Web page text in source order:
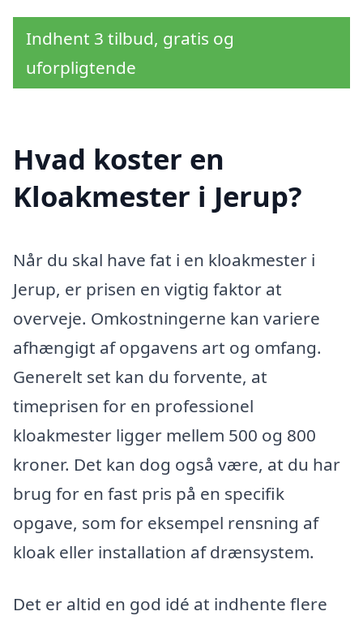
Indhent 3 tilbud, gratis og
uforpligtende
Hvad koster en
Kloakmester i Jerup?
Når du skal have fat i en kloakmester i
Jerup, er prisen en vigtig faktor at
overveje. Omkostningerne kan variere
afhængigt af opgavens art og omfang.
Generelt set kan du forvente, at
timeprisen for en professionel
kloakmester ligger mellem 500 og 800
kroner. Det kan dog også være, at du har
brug for en fast pris på en specifik
opgave, som for eksempel rensning af
kloak eller installation af drænsystem.
Det er altid en god idé at indhente flere